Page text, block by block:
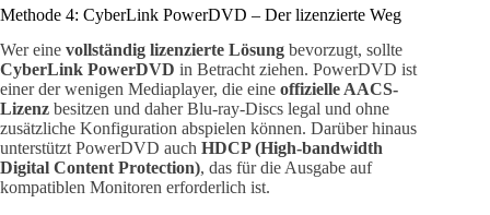
Methode 4: CyberLink PowerDVD – Der lizenzierte Weg
Wer eine vollständig lizenzierte Lösung bevorzugt, sollte
CyberLink PowerDVD in Betracht ziehen. PowerDVD ist
einer der wenigen Mediaplayer, die eine offizielle AACS-
Lizenz besitzen und daher Blu-ray-Discs legal und ohne
zusätzliche Konfiguration abspielen können. Darüber hinaus
unterstützt PowerDVD auch HDCP (High-bandwidth
Digital Content Protection), das für die Ausgabe auf
kompatiblen Monitoren erforderlich ist.